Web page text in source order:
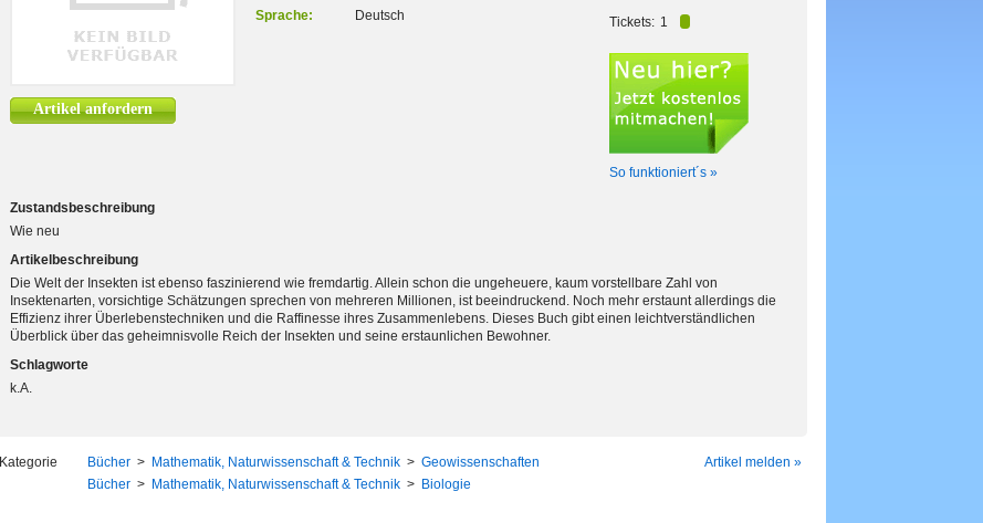
Artikel anfordern
Sprache:
Deutsch Tickets: 1
So funktioniert´s »
Zustandsbeschreibung
Wie neu
Artikelbeschreibung
Die Welt der Insekten ist ebenso faszinierend wie fremdartig. Allein schon die ungeheuere, kaum vorstellbare Zahl von
Insektenarten, vorsichtige Schätzungen sprechen von mehreren Millionen, ist beeindruckend. Noch mehr erstaunt allerdings die
Effizienz ihrer Überlebenstechniken und die Raffinesse ihres Zusammenlebens. Dieses Buch gibt einen leichtverständlichen
Überblick über das geheimnisvolle Reich der Insekten und seine erstaunlichen Bewohner.
Schlagworte
k.A.
Kategorie Bücher > Mathematik, Naturwissenschaft & Technik > Geowissenschaften
Bücher > Mathematik, Naturwissenschaft & Technik > Biologie
Artikel melden »